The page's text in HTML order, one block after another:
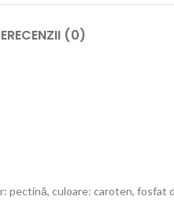
RECENZII (0)
culoare: caroten, fosfat